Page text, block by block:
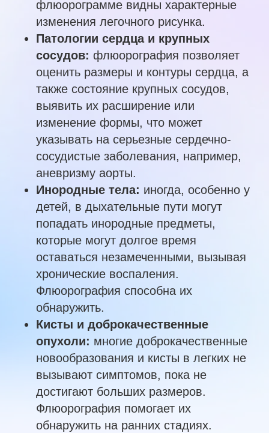
флюорограмме видны характерные
изменения легочного рисунка.
Патологии сердца и крупных
сосудов: флюорография позволяет
оценить размеры и контуры сердца, а
также состояние крупных сосудов,
выявить их расширение или
изменение формы, что может
указывать на серьезные сердечно-
сосудистые заболевания, например,
аневризму аорты.
Инородные тела: иногда, особенно у
детей, в дыхательные пути могут
попадать инородные предметы,
которые могут долгое время
оставаться незамеченными, вызывая
хронические воспаления.
Флюорография способна их
обнаружить.
Кисты и доброкачественные
опухоли: многие доброкачественные
новообразования и кисты в легких не
вызывают симптомов, пока не
достигают больших размеров.
Флюорография помогает их
обнаружить на ранних стадиях.